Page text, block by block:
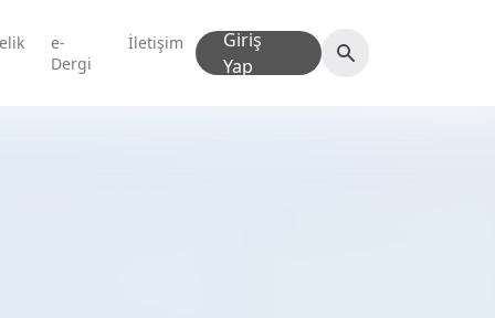
e-
Dergi
İletişim
Giriş
Yap